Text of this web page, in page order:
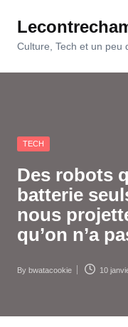
Skip
Culture, Tech et un peu
Posted
TECH
Des robots
batterie
nous
qu’on n’a
Posted
By bwatacookie 10